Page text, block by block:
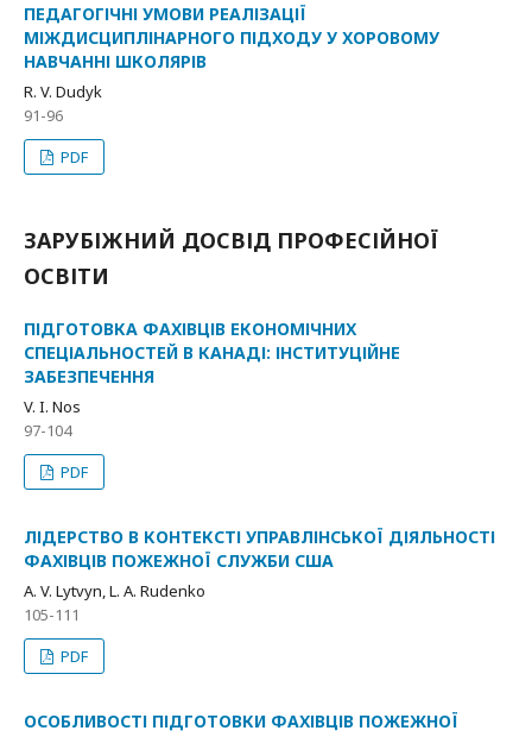
ПЕДАГОГІЧНІ УМОВИ РЕАЛІЗАЦІЇ
МІЖДИСЦИПЛІНАРНОГО ПІДХОДУ У ХОРОВОМУ
НАВЧАННІ ШКОЛЯРІВ
R. V. Dudyk
91-96
PDF
ЗАРУБІЖНИЙ ДОСВІД ПРОФЕСІЙНОЇ
ОСВІТИ
ПІДГОТОВКА ФАХІВЦІВ ЕКОНОМІЧНИХ
СПЕЦІАЛЬНОСТЕЙ В КАНАДІ: ІНСТИТУЦІЙНЕ
ЗАБЕЗПЕЧЕННЯ
V. I. Nos
97-104
PDF
ЛІДЕРСТВО В КОНТЕКСТІ УПРАВЛІНСЬКОЇ ДІЯЛЬНОСТІ
ФАХІВЦІВ ПОЖЕЖНОЇ СЛУЖБИ США
A. V. Lytvyn, L. A. Rudenko
105-111
PDF
ОСОБЛИВОСТІ ПІДГОТОВКИ ФАХІВЦІВ ПОЖЕЖНОЇ